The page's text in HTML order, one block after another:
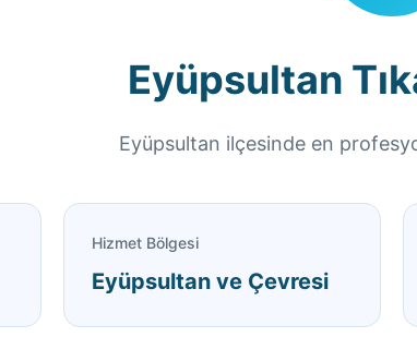
Eyüpsultan
Eyüpsultan ilçesinde en
Hizmet Bölgesi
Eyüpsultan ve Çevresi